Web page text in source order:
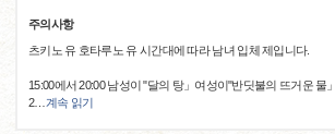
주의사항
츠키노 유 호타루노 유 시간대에 따라 남녀 입체 제입니다.
15:00에서 20:00 남성이 "달의 탕」여성이"반딧불의 뜨거운 물」
2… 계속 읽기